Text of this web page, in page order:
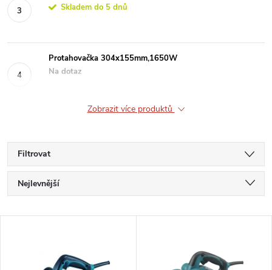
Skladem do 5 dnů
Protahovačka 304x155mm,1650W
Na dotaz
Zobrazit více produktů
Filtrovat
Ř
a
Nejlevnější